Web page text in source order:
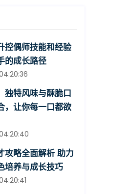
控偶师技能和经验
的成长路径
独特风味与酥脆口
，让你每一口都欲
攻略全面解析 助力
培养与成长技巧